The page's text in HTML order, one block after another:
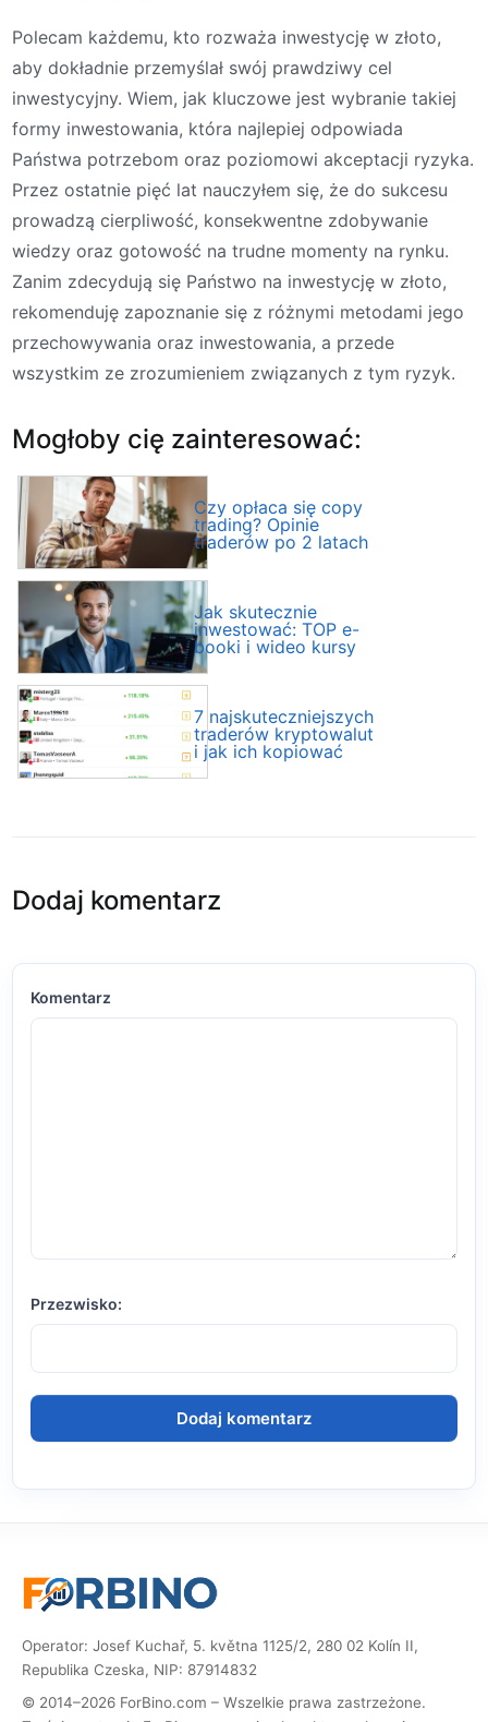
Polecam każdemu, kto rozważa inwestycję w złoto,
aby dokładnie przemyślał swój prawdziwy cel
inwestycyjny. Wiem, jak kluczowe jest wybranie takiej
formy inwestowania, która najlepiej odpowiada
Państwa potrzebom oraz poziomowi akceptacji ryzyka.
Przez ostatnie pięć lat nauczyłem się, że do sukcesu
prowadzą cierpliwość, konsekwentne zdobywanie
wiedzy oraz gotowość na trudne momenty na rynku.
Zanim zdecydują się Państwo na inwestycję w złoto,
rekomenduję zapoznanie się z różnymi metodami jego
przechowywania oraz inwestowania, a przede
wszystkim ze zrozumieniem związanych z tym ryzyk.
Mogłoby cię zainteresować:
Czy opłaca się copy
trading? Opinie
traderów po 2 latach
Jak skutecznie
inwestować: TOP e-
booki i wideo kursy
7 najskuteczniejszych
traderów kryptowalut
i jak ich kopiować
Dodaj komentarz
Komentarz
Przezwisko:
Operator: Josef Kuchař, 5. května 1125/2, 280 02 Kolín II,
Republika Czeska, NIP: 87914832
© 2014–2026 ForBino.com – Wszelkie prawa zastrzeżone.